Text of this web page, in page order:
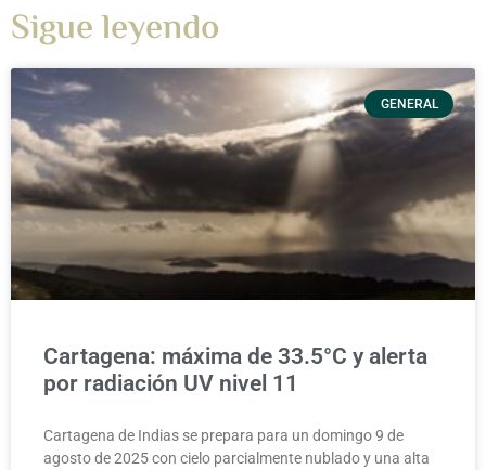
Sigue leyendo
GENERAL
Cartagena: máxima de 33.5°C y alerta
por radiación UV nivel 11
Cartagena de Indias se prepara para un domingo 9 de
agosto de 2025 con cielo parcialmente nublado y una alta